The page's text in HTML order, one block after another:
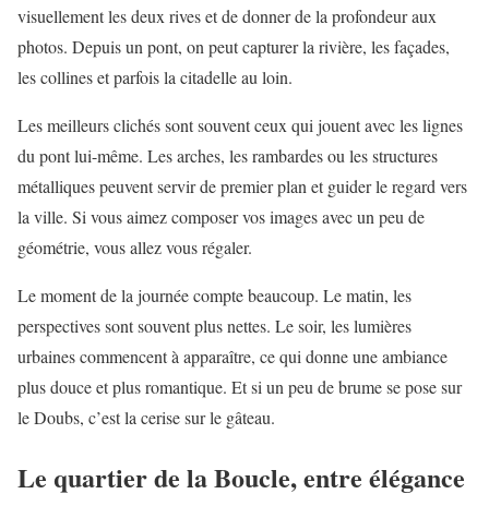
visuellement les deux rives et de donner de la profondeur aux
photos. Depuis un pont, on peut capturer la rivière, les façades,
les collines et parfois la citadelle au loin.
Les meilleurs clichés sont souvent ceux qui jouent avec les lignes
du pont lui-même. Les arches, les rambardes ou les structures
métalliques peuvent servir de premier plan et guider le regard vers
la ville. Si vous aimez composer vos images avec un peu de
géométrie, vous allez vous régaler.
Le moment de la journée compte beaucoup. Le matin, les
perspectives sont souvent plus nettes. Le soir, les lumières
urbaines commencent à apparaître, ce qui donne une ambiance
plus douce et plus romantique. Et si un peu de brume se pose sur
le Doubs, c’est la cerise sur le gâteau.
Le quartier de la Boucle, entre élégance